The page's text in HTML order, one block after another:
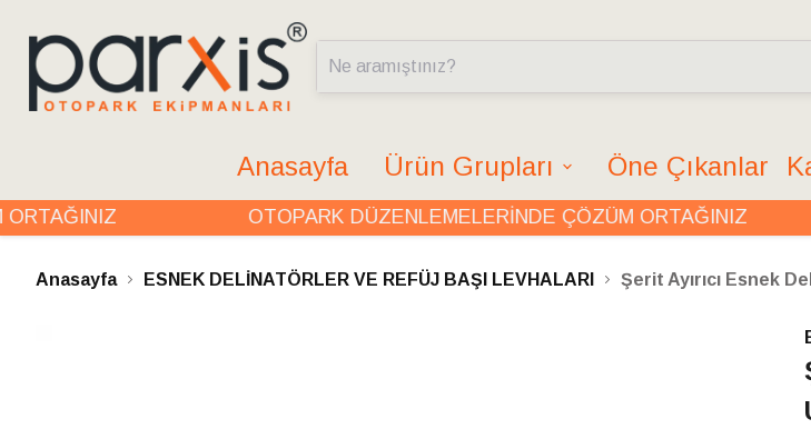
Anasayfa Ürün Grupları Öne Çıkanlar
OTOPARK DÜZENLEMELERİNDE ÇÖZÜM ORTAĞINIZ
Anasayfa ESNEK DELİNATÖRLER VE REFÜJ BAŞI LEVHALARI Şerit Ayırıcı Esnek